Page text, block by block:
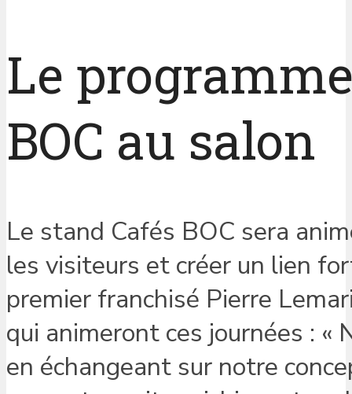
Le
BOC au salon
Le stand Cafés BOC sera
les visiteurs et créer un lien
premier franchisé Pierre
qui animeront ces journées :
en échangeant sur notre